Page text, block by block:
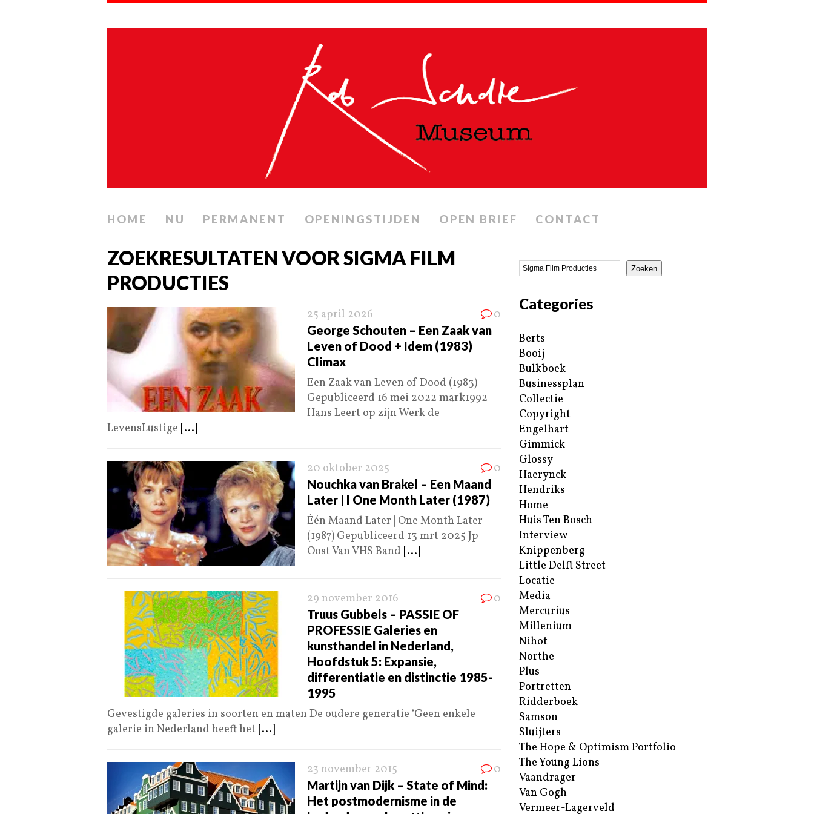
HOME NU PERMANENT OPENINGSTIJDEN OPEN BRIEF CONTACT
ZOEKRESULTATEN VOOR SIGMA FILM
PRODUCTIES
25 april 2026 0
George Schouten – Een Zaak van
Leven of Dood + Idem (1983)
Climax
Een Zaak van Leven of Dood (1983)
Gepubliceerd 16 mei 2022 mark1992
Hans Leert op zijn Werk de
LevensLustige [...]
20 oktober 2025 0
Nouchka van Brakel – Een Maand
Later | l One Month Later (1987)
Één Maand Later | One Month Later
(1987) Gepubliceerd 13 mrt 2025 Jp
Oost Van VHS Band [...]
29 november 2016 0
Truus Gubbels – PASSIE OF
PROFESSIE Galeries en
kunsthandel in Nederland,
Hoofdstuk 5: Expansie,
differentiatie en distinctie 1985-
1995
Gevestigde galeries in soorten en maten De oudere generatie ‘Geen enkele
galerie in Nederland heeft het [...]
23 november 2015 0
Martijn van Dijk – State of Mind:
Het postmodernisme in de
Zoeken
Categories
Berts
Booij
Bulkboek
Businessplan
Collectie
Copyright
Engelhart
Gimmick
Glossy
Haerynck
Hendriks
Home
Huis Ten Bosch
Interview
Knippenberg
Little Delft Street
Locatie
Media
Mercurius
Millenium
Nihot
Northe
Plus
Portretten
Ridderboek
Samson
Sluijters
The Hope & Optimism Portfolio
The Young Lions
Vaandrager
Van Gogh
Vermeer-Lagerveld